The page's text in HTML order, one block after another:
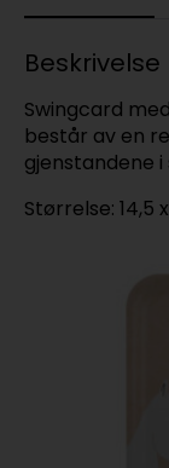
Beskrivelse
Swingcard
består av en
gjenstandene
Størrelse: 14,5